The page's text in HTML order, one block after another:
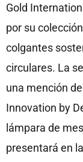
Gold
por su
colgantes
circulares. La
una mención
Innovation by
lámpara de
presentará en